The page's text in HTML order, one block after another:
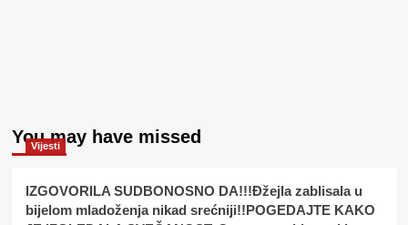
You may have missed
Vijesti
IZGOVORILA SUDBONOSNO DA!!!Đžejla zablisala u
bijelom mladoženja nikad srećniji!!POGEDAJTE KAKO